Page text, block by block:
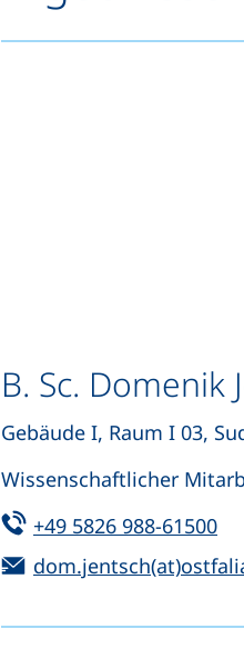
B. Sc. Domenik
Gebäude I, Raum I 03,
Wissenschaftlicher
Tel:
+49 5826 988-61500
E-Mail: